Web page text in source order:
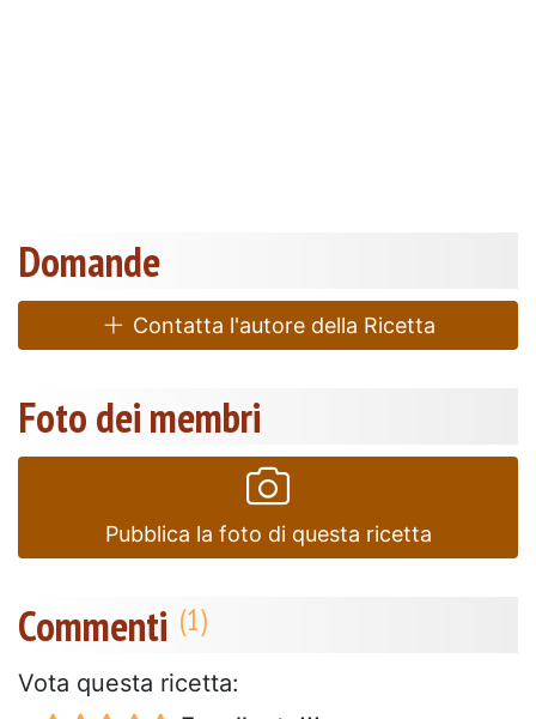
Domande
Contatta l'autore della Ricetta
Foto dei membri
Pubblica la foto di questa ricetta
Commenti
Vota questa ricetta: